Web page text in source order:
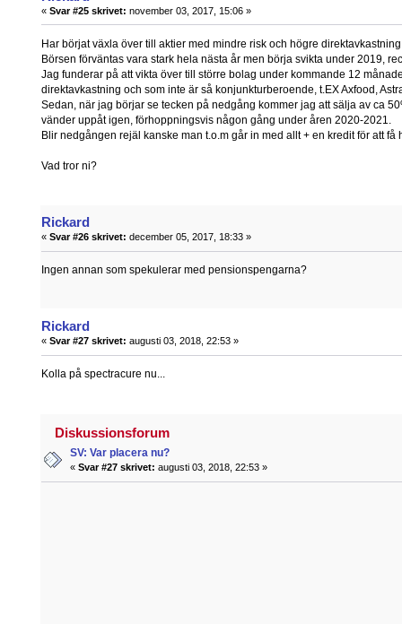
« Svar #25 skrivet: november 03, 2017, 15:06 »
Har börjat växla över till aktier med mindre risk och högre
Börsen förväntas vara stark hela nästa år men börja svikta under 2019,
Jag funderar på att vikta över till större bolag under kommande 12
direktavkastning och som inte är så konjunkturberoende, t.EX Axfood,
Sedan, när jag börjar se tecken på nedgång kommer jag att sälja av ca
vänder uppåt igen, förhoppningsvis någon gång under åren 2020-2021.
Blir nedgången rejäl kanske man t.o.m går in med allt + en kredit för att få
Vad tror ni?
Rickard
« Svar #26 skrivet: december 05, 2017, 18:33 »
Ingen annan som spekulerar med pensionspengarna?
Rickard
« Svar #27 skrivet: augusti 03, 2018, 22:53 »
Kolla på spectracure nu...
Diskussionsforum
SV: Var placera nu?
« Svar #27 skrivet: augusti 03, 2018, 22:53 »